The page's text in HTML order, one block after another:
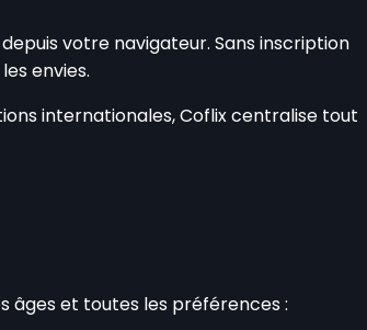
votre navigateur. Sans inscription
envies.
internationales, Coflix centralise tout
âges et toutes les préférences :